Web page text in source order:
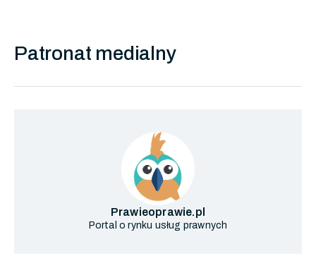
Patronat medialny
Prawieoprawie.pl
Portal o rynku usług prawnych